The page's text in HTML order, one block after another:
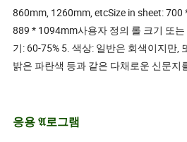
860mm, 1260mm, etcSize in sheet:
889 * 1094mm사용자 정의 롤 크기 또
기: 60-75% 5. 색상: 일반은 회색이지만,
밝은 파란색 등과 같은 다채로운 신문지
응용 𝔄로그램